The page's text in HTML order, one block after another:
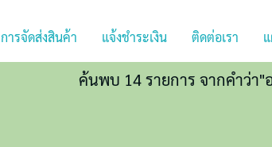
การจัดส่งสินค้า แจ้งชำระเงิน ติดต่อเรา
ค้นพบ 14 รายการ จากคำว่า"